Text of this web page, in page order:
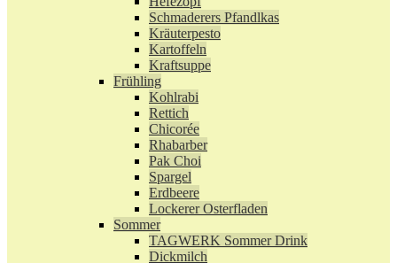
Schmaderers Pfandlkas
Kräuterpesto
Kartoffeln
Kraftsuppe
Frühling
Kohlrabi
Rettich
Chicorée
Rhabarber
Pak Choi
Spargel
Erdbeere
Lockerer Osterfladen
Sommer
TAGWERK Sommer Drink
Dickmilch